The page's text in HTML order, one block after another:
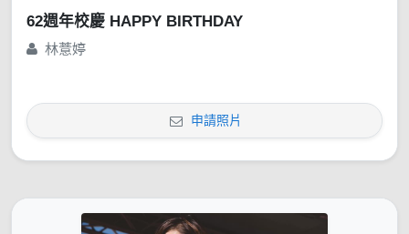
62週年校慶 HAPPY BIRTHDAY
林薏婷
申請照片